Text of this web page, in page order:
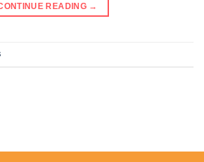
READING →